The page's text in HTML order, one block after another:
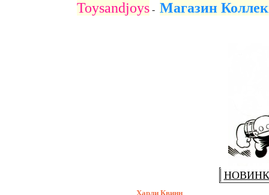
Toysandjoys - Магазин
Харли Квинн